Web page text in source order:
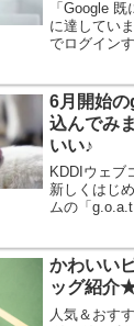
「Google
に達してい
でログイン
6月開始
込んでみ
いい♪
KDDIウェブ
新しくはじ
ムの「
またま関わ
「CP...
かわいい
ッグ紹介
人気＆おす